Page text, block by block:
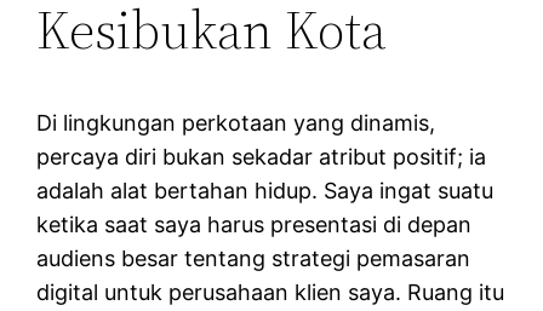
Kesibukan Kota
Di lingkungan perkotaan yang dinamis,
percaya diri bukan sekadar atribut positif; ia
adalah alat bertahan hidup. Saya ingat suatu
ketika saat saya harus presentasi di depan
audiens besar tentang strategi pemasaran
digital untuk perusahaan klien saya. Ruang itu